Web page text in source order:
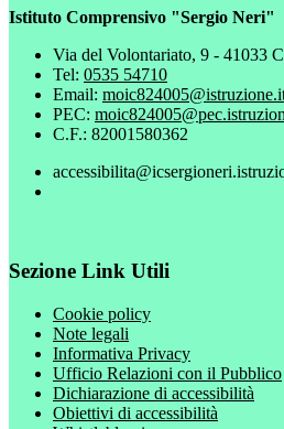
Istituto Comprensivo "Sergio Neri"
Via del Volontariato, 9 - 41033
Tel: 0535 54710
Email:
PEC:
C.F.: 82001580362
Sezione Link Utili
Cookie policy
Note legali
Informativa Privacy
Ufficio Relazioni con il Pubblico
Dichiarazione di accessibilità
Obiettivi di accessibilità